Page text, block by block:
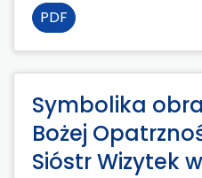
PDF
Symbolika
Bożej
Sióstr Wizytek